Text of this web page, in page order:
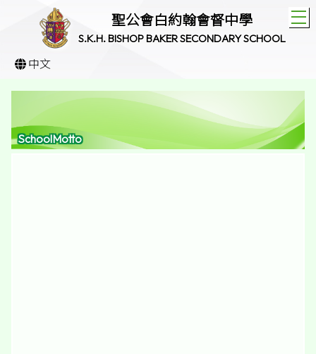
聖公會白約翰會督中學
S.K.H. BISHOP BAKER SECONDARY SCHOOL
中文
SchoolMotto